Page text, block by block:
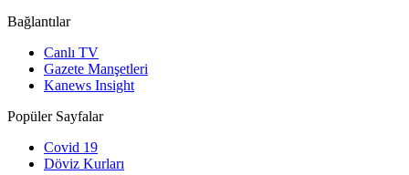
Bağlantılar
Canlı TV
Gazete Manşetleri
Kanews Insight
Popüler Sayfalar
Covid 19
Döviz Kurları